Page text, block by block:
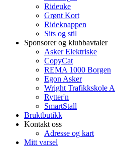
Rideuke
Grønt Kort
Rideknappen
Sits og stil
Sponsorer og klubbavtaler
Asker Elektriske
CopyCat
REMA 1000 Borgen
Egon Asker
Wright Trafikkskole
Rytter'n
SmartStall
Bruktbutikk
Kontakt oss
Adresse og kart
Mitt varsel